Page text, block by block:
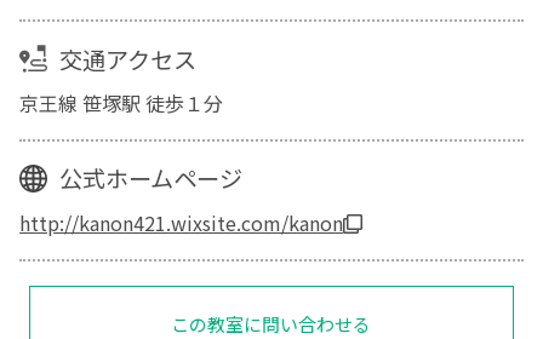
交通アクセス
京王線 笹塚駅 徒歩１分
公式ホームページ
http://kanon421.wixsite.com/kanon
この教室に問い合わせる